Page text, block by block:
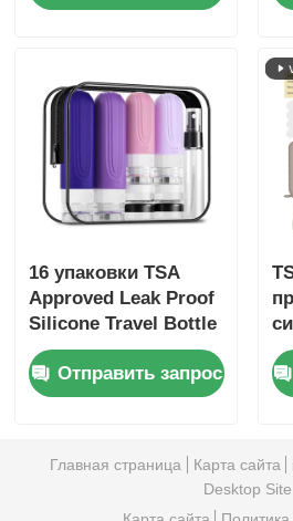
силиконовая
баночки
16 упаковки TSA
Approved Leak Proof
Silicone Travel Bottle
Set с широким
дизайном рта
Отправить запрос
Главная страница Карта сайта
Desktop Site